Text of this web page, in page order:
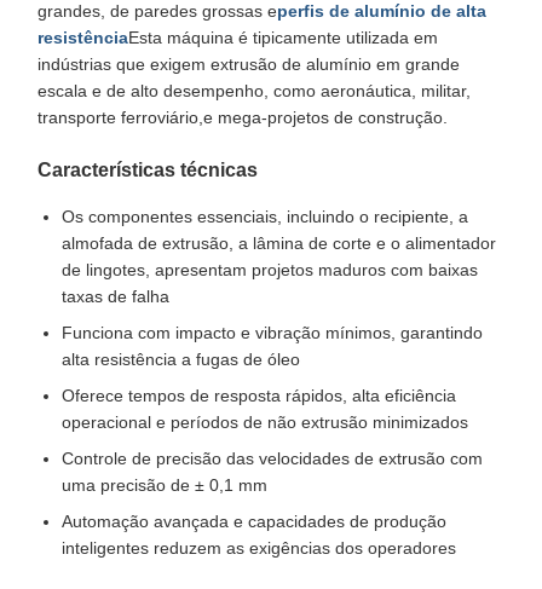
grandes, de paredes grossas eperfis de alumínio de alta
resistênciaEsta máquina é tipicamente utilizada em
indústrias que exigem extrusão de alumínio em grande
escala e de alto desempenho, como aeronáutica, militar,
transporte ferroviário,e mega-projetos de construção.
Características técnicas
Os componentes essenciais, incluindo o recipiente, a
almofada de extrusão, a lâmina de corte e o alimentador
de lingotes, apresentam projetos maduros com baixas
taxas de falha
Funciona com impacto e vibração mínimos, garantindo
alta resistência a fugas de óleo
Oferece tempos de resposta rápidos, alta eficiência
operacional e períodos de não extrusão minimizados
Controle de precisão das velocidades de extrusão com
uma precisão de ± 0,1 mm
Automação avançada e capacidades de produção
inteligentes reduzem as exigências dos operadores